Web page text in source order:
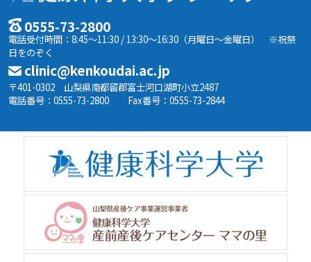
0555-73-2800
電話受付時間：8:45～11:30 / 13:30～16:30（月曜日～金曜日） ※祝祭
日をのぞく
clinic@kenkoudai.ac.jp
〒401-0302 山梨県南都留郡富士河口湖町小立2487
電話番号：0555-73-2800
Fax番号：0555-73-2844